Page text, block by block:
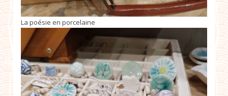
La poésie en porcelaine